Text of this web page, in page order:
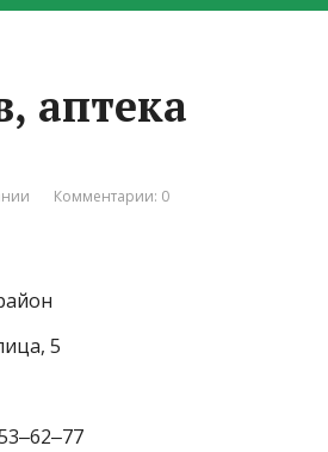
аптека
Комментарии: 0
5